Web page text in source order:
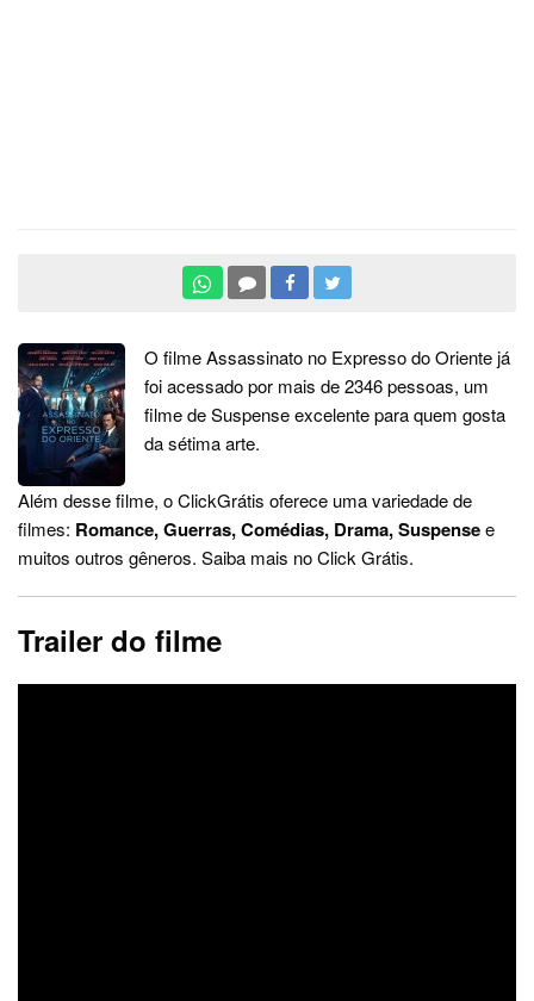
O filme Assassinato no Expresso do Oriente já
foi acessado por mais de 2346 pessoas, um
filme de Suspense excelente para quem gosta
da sétima arte.
Além desse filme, o ClickGrátis oferece uma variedade de
filmes: Romance, Guerras, Comédias, Drama, Suspensee
muitos outros gêneros. Saiba mais no Click Grátis.
Trailer do filme